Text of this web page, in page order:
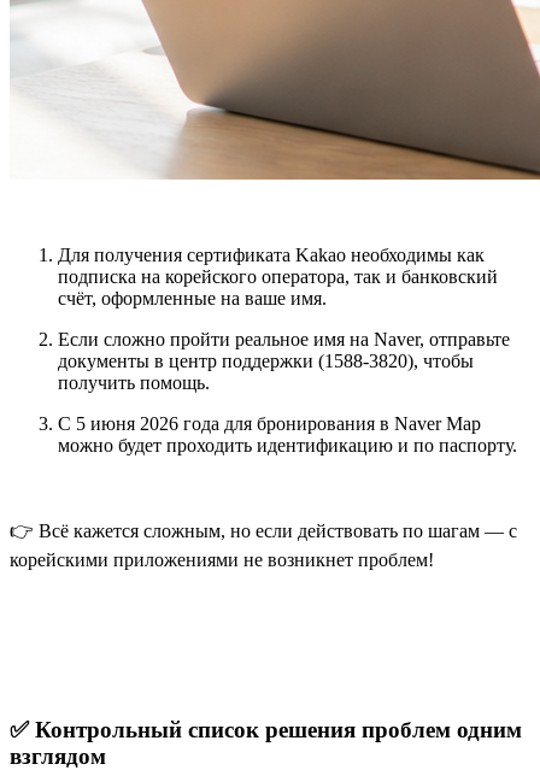
Для получения сертификата Kakao необходимы как
подписка на корейского оператора, так и банковский
счёт, оформленные на ваше имя.
Если сложно пройти реальное имя на Naver, отправьте
документы в центр поддержки (1588-3820), чтобы
получить помощь.
С 5 июня 2026 года для бронирования в Naver Map
можно будет проходить идентификацию и по паспорту.
👉 Всё кажется сложным, но если действовать по шагам — с
корейскими приложениями не возникнет проблем!
✅ Контрольный список решения проблем одним
взглядом